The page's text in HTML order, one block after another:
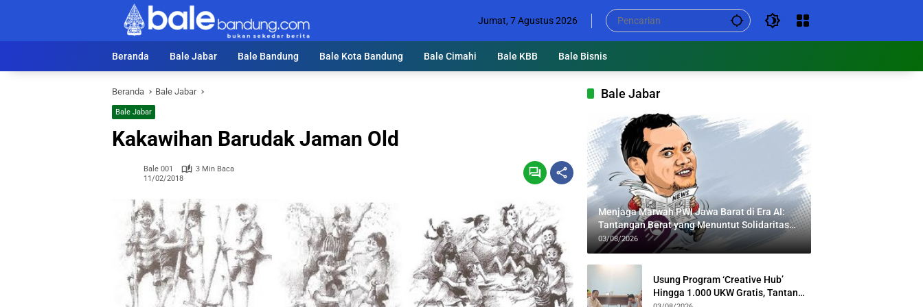
Jumat, 7 Agustus 2026
Beranda Bale Jabar Bale Bandung Bale Kota Bandung Bale Cimahi Bale KBB Bale Bisnis
Beranda Bale Jabar
Bale Jabar
Kakawihan Barudak Jaman Old
Bale 001
3 Min Baca
11/02/2018
Bale Jabar
Menjaga Marwah PWI Jawa Barat di Era AI:
Tantangan Berat yang Menuntut Solidaritas
Lintas Generasi
03/08/2026
Usung Program ‘Creative Hub’
Hingga 1.000 UKW Gratis, Tantan